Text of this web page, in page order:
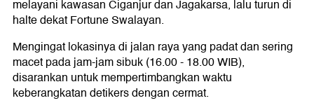
melayani kawasan Ciganjur dan Jagakarsa, lalu turun di
halte dekat Fortune Swalayan.
Mengingat lokasinya di jalan raya yang padat dan sering
macet pada jam-jam sibuk (16.00 - 18.00 WIB),
disarankan untuk mempertimbangkan waktu
keberangkatan detikers dengan cermat.